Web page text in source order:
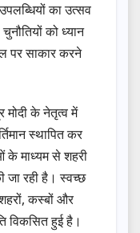
का उत्सव
को ध्यान
पर साकार करने
मोदी के नेतृत्व में
स्थापित कर
माध्यम से शहरी
जा रही है। स्वच्छ
कस्बों और
विकसित हुई है।